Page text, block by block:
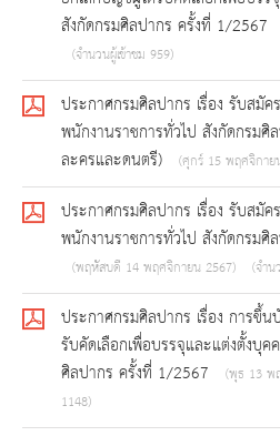
สังกัดกรมศิลปากร ครั้งที่ 1/2567
(จำนวนผู้เข้าชม 959)
ประกาศกรมศิลปากร เรื่อง รับสมัค
พนักงานราชการทั่วไป สังกัดกรมศิ
ละครและดนตรี)
(ศุกร์ 15 พฤศจิกาย
ประกาศกรมศิลปากร เรื่อง รับสมัค
พนักงานราชการทั่วไป สังกัดกรม
(พฤหัสบดี 14 พฤศจิกายน 2567) (จำ
ประกาศกรมศิลปากร เรื่อง การขึ้
รับคัดเลือกเพื่อบรรจุและแต่งตั้งบุค
ศิลปากร ครั้งที่ 1/2567
(พุธ 13 พ
1148)